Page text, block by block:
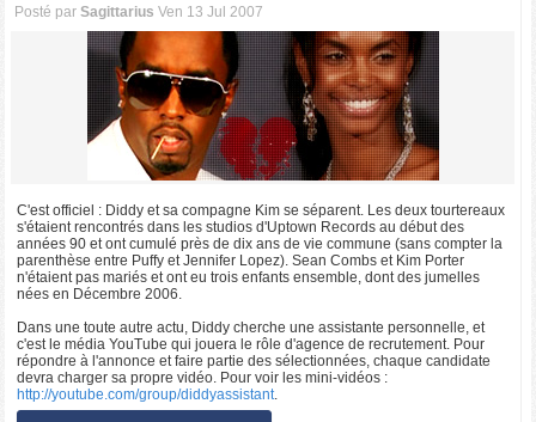
Posté parSagittarius Ven 13 Jul 2007
C'est officiel : Diddy et sa compagne Kim se séparent. Les deux tourtereaux
s'étaient rencontrés dans les studios d'Uptown Records au début des
années 90 et ont cumulé près de dix ans de vie commune (sans compter la
parenthèse entre Puffy et Jennifer Lopez). Sean Combs et Kim Porter
n'étaient pas mariés et ont eu trois enfants ensemble, dont des jumelles
nées en Décembre 2006.
Dans une toute autre actu, Diddy cherche une assistante personnelle, et
c'est le média YouTube qui jouera le rôle d'agence de recrutement. Pour
répondre à l'annonce et faire partie des sélectionnées, chaque candidate
devra charger sa propre vidéo. Pour voir les mini-vidéos :
http://youtube.com/group/diddyassistant.